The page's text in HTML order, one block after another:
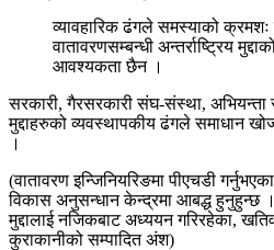
व्यावहारिक ढंगले समस्याको क्रमशः
वातावरणसम्बन्धी अन्तर्राष्ट्रिय
आवश्यकता छैन ।
सरकारी, गैरसरकारी संघ-संस्था,
मुद्दाहरुको व्यवस्थापकीय ढंगले समाधान
।
(वातावरण इन्जिनियरिङमा पीएचडी
विकास अनुसन्धान केन्द्रमा आबद्ध हुनुहुन्छ
मुद्दालाई नजिकबाट अध्ययन गरिरहेका,
कुराकानीको सम्पादित अंश)